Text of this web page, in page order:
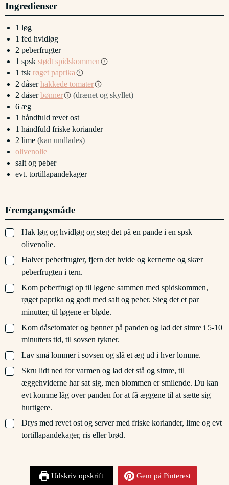
Ingredienser
1 løg
1 fed hvidløg
2 peberfrugter
1 spsk stødt spidskommen
1 tsk røget paprika
2 dåser hakkede tomater
2 dåser bønner
(drænet og skyllet)
6 æg
1 håndfuld revet ost
1 håndfuld friske koriander
2 lime (kan undlades)
olivenolie
salt og peber
evt. tortillapandekager
Fremgangsmåde
▢
Hak løg og hvidløg og steg det på en pande i en spsk
olivenolie.
▢
Halver peberfrugter, fjern det hvide og kernerne og skær
peberfrugten i tern.
▢
Kom peberfrugt op til løgene sammen med spidskommen,
røget paprika og godt med salt og peber. Steg det et par
minutter, til løgene er bløde.
▢
Kom dåsetomater og bønner på panden og lad det simre i 5-10
minutters tid, til sovsen tykner.
▢
Lav små lommer i sovsen og slå et æg ud i hver lomme.
▢
Skru lidt ned for varmen og lad det stå og simre, til
æggehviderne har sat sig, men blommen er smilende. Du kan
evt komme låg over panden for at få æggene til at sætte sig
hurtigere.
▢
Drys med revet ost og server med friske koriander, lime og evt
tortillapandekager, ris eller brød.
Udskriv opskrift Gem på Pinterest